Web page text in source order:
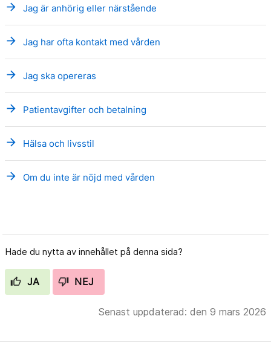
arrow_forward Jag är anhörig eller närstående
arrow_forward Jag har ofta kontakt med vården
arrow_forward Jag ska opereras
arrow_forward Patientavgifter och betalning
arrow_forward Hälsa och livsstil
arrow_forward Om du inte är nöjd med vården
Hade du nytta av innehållet på denna sida?
JA NEJ
Senast uppdaterad: den 9 mars 2026